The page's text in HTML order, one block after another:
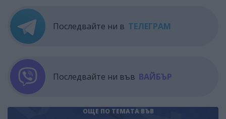
Последвайте ни в ТЕЛЕГРАМ
Последвайте ни във ВАЙБЪР
ОЩЕ ПО ТЕМАТА ВЪВ